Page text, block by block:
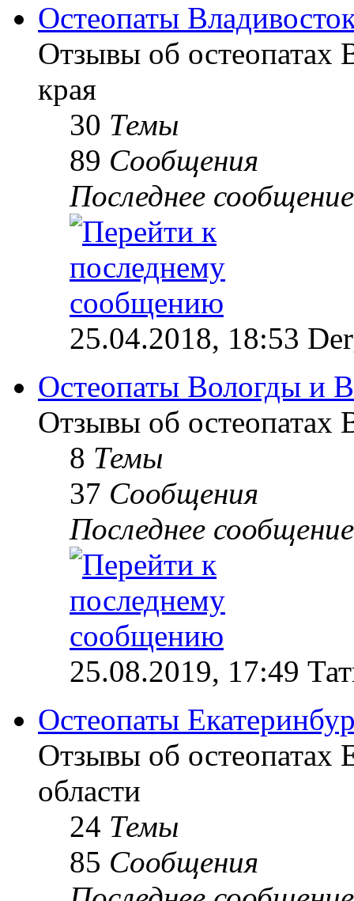
Остеопаты
Отзывы об остеопатах
края
30 Темы
89 Сообщения
Последнее сообщение
25.04.2018, 18:53
Остеопаты Вологды и
Отзывы об остеопатах
8 Темы
37 Сообщения
Последнее сообщение
25.08.2019, 17:49
Остеопаты
Отзывы об остеопатах
области
24 Темы
85 Сообщения